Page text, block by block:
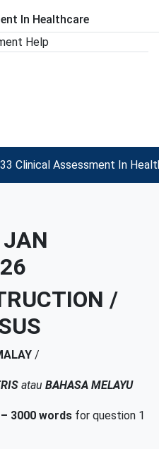
In Healthcare
Help
Clinical Assessment In
JAN
/
/
atau BAHASA MELAYU
3000 words for question 1